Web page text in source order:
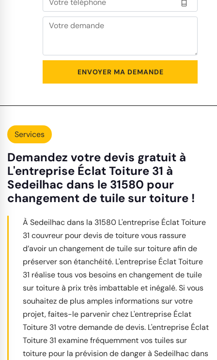
Services
Demandez votre devis gratuit à
L'entreprise Éclat Toiture 31 à
Sedeilhac dans le 31580 pour
changement de tuile sur toiture !
À Sedeilhac dans la 31580 L'entreprise Éclat Toiture
31 couvreur pour devis de toiture vous rassure
d’avoir un changement de tuile sur toiture afin de
préserver son étanchéité. L'entreprise Éclat Toiture
31 réalise tous vos besoins en changement de tuile
sur toiture à prix très imbattable et inégalé. Si vous
souhaitez de plus amples informations sur votre
projet, faites-le parvenir chez L'entreprise Éclat
Toiture 31 votre demande de devis. L'entreprise Éclat
Toiture 31 examine fréquemment vos tuiles sur
toiture pour la prévision de danger à Sedeilhac dans